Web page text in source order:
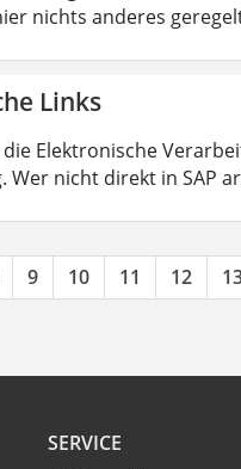
nichts anderes
Links
Elektronische
Wer nicht direkt in SAP
9 10 11 12
SERVICE